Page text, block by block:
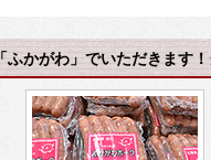
「ふかがわ」でいただきます